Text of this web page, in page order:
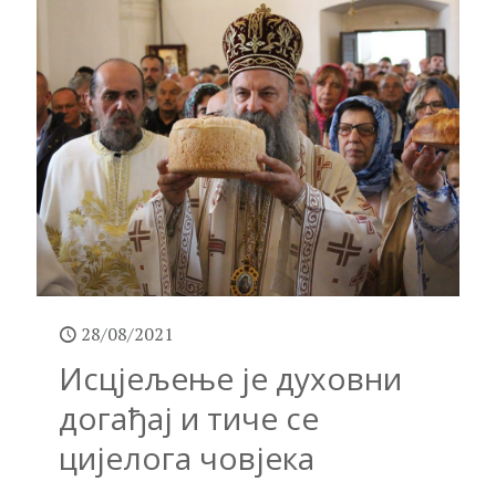
28/08/2021
Исцјељење је духовни
догађај и тиче се
цијелога човјека